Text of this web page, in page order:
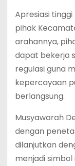
‎Apresiasi
pihak
arahannya,
dapat bekerja
regulasi guna
kepercayaan
berlangsung.
‎Musyawarah
dengan
dilanjutkan
menjadi